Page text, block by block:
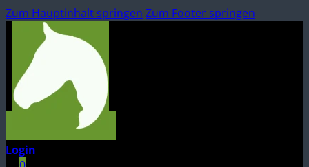
Zum Hauptinhalt springen Zum Footer springen
Login